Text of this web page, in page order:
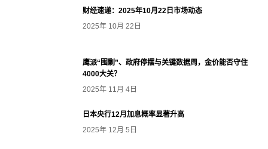
财经速递：2025年10月22日市场动态
2025年 10月 22日
鹰派“围剿”、政府停摆与关键数据周，金价能否守住
4000大关？
2025年 11月 4日
日本央行12月加息概率显著升高
2025年 12月 5日